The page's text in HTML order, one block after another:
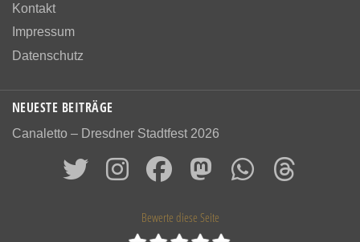
Kontakt
Impressum
Datenschutz
NEUESTE BEITRÄGE
Canaletto – Dresdner Stadtfest 2026
Bewerte diese Seite